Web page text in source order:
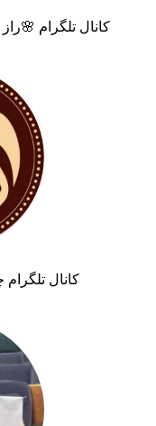
کانال تلگرام
کانال